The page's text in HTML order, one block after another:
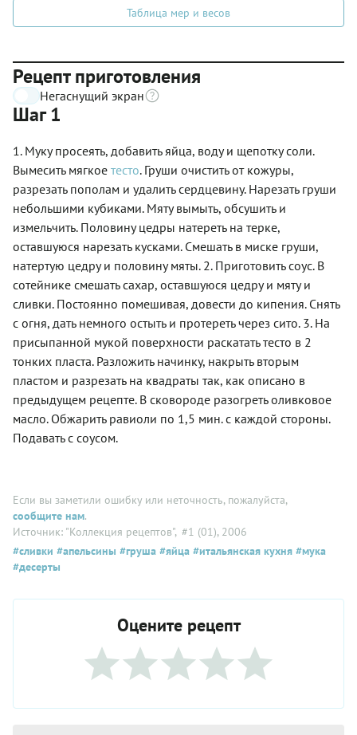
Таблица мер и весов
Рецепт приготовления
Негаснущий экран
Шаг 1
1. Муку просеять, добавить яйца, воду и щепотку соли.
Вымесить мягкое тесто. Груши очистить от кожуры,
разрезать пополам и удалить сердцевину. Нарезать груши
небольшими кубиками. Мяту вымыть, обсушить и
измельчить. Половину цедры натереть на терке,
оставшуюся нарезать кусками. Смешать в миске груши,
натертую цедру и половину мяты. 2. Приготовить соус. В
сотейнике смешать сахар, оставшуюся цедру и мяту и
сливки. Постоянно помешивая, довести до кипения. Снять
с огня, дать немного остыть и протереть через сито. 3. На
присыпанной мукой поверхности раскатать тесто в 2
тонких пласта. Разложить начинку, накрыть вторым
пластом и разрезать на квадраты так, как описано в
предыдущем рецепте. В сковороде разогреть оливковое
масло. Обжарить равиоли по 1,5 мин. с каждой стороны.
Подавать с соусом.
Если вы заметили ошибку или неточность, пожалуйста,
сообщите нам.
Источник: "Коллекция рецептов", #1 (01), 2006
#сливки #апельсины #груша #яйца #итальянская кухня #мука
#десерты
Оцените рецепт